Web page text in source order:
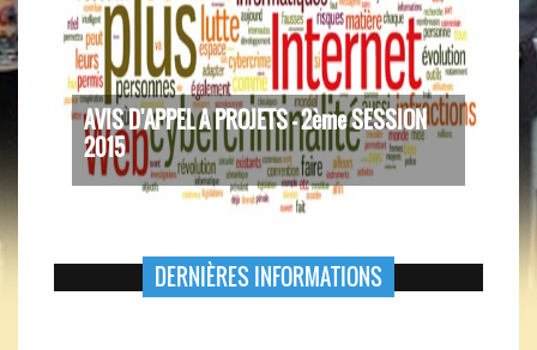
AVIS D'APPEL A PROJETS - 2ème SESSION
2015
DERNIÈRES INFORMATIONS